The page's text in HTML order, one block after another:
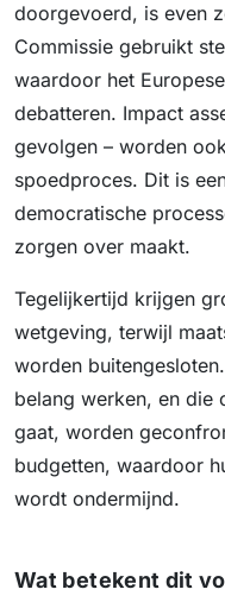
doorgevoerd, is even
Commissie gebruikt
waardoor het
debatteren. Impact
gevolgen – worden
spoedproces. Dit is
democratische
zorgen over maakt.
Tegelijkertijd krijgen
wetgeving, terwijl
worden
belang werken, en die
gaat, worden
budgetten, waardoor
wordt ondermijnd.
Wat betekent dit